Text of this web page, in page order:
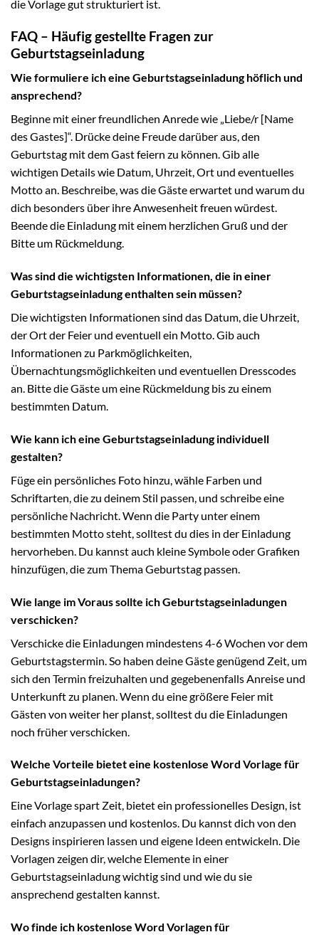
die Vorlage gut strukturiert ist.
FAQ – Häufig gestellte Fragen zur
Geburtstagseinladung
Wie formuliere ich eine Geburtstagseinladung höflich und
ansprechend?
Beginne mit einer freundlichen Anrede wie „Liebe/r [Name
des Gastes]“. Drücke deine Freude darüber aus, den
Geburtstag mit dem Gast feiern zu können. Gib alle
wichtigen Details wie Datum, Uhrzeit, Ort und eventuelles
Motto an. Beschreibe, was die Gäste erwartet und warum du
dich besonders über ihre Anwesenheit freuen würdest.
Beende die Einladung mit einem herzlichen Gruß und der
Bitte um Rückmeldung.
Was sind die wichtigsten Informationen, die in einer
Geburtstagseinladung enthalten sein müssen?
Die wichtigsten Informationen sind das Datum, die Uhrzeit,
der Ort der Feier und eventuell ein Motto. Gib auch
Informationen zu Parkmöglichkeiten,
Übernachtungsmöglichkeiten und eventuellen Dresscodes
an. Bitte die Gäste um eine Rückmeldung bis zu einem
bestimmten Datum.
Wie kann ich eine Geburtstagseinladung individuell
gestalten?
Füge ein persönliches Foto hinzu, wähle Farben und
Schriftarten, die zu deinem Stil passen, und schreibe eine
persönliche Nachricht. Wenn die Party unter einem
bestimmten Motto steht, solltest du dies in der Einladung
hervorheben. Du kannst auch kleine Symbole oder Grafiken
hinzufügen, die zum Thema Geburtstag passen.
Wie lange im Voraus sollte ich Geburtstagseinladungen
verschicken?
Verschicke die Einladungen mindestens 4-6 Wochen vor dem
Geburtstagstermin. So haben deine Gäste genügend Zeit, um
sich den Termin freizuhalten und gegebenenfalls Anreise und
Unterkunft zu planen. Wenn du eine größere Feier mit
Gästen von weiter her planst, solltest du die Einladungen
noch früher verschicken.
Welche Vorteile bietet eine kostenlose Word Vorlage für
Geburtstagseinladungen?
Eine Vorlage spart Zeit, bietet ein professionelles Design, ist
einfach anzupassen und kostenlos. Du kannst dich von den
Designs inspirieren lassen und eigene Ideen entwickeln. Die
Vorlagen zeigen dir, welche Elemente in einer
Geburtstagseinladung wichtig sind und wie du sie
ansprechend gestalten kannst.
Wo finde ich kostenlose Word Vorlagen für